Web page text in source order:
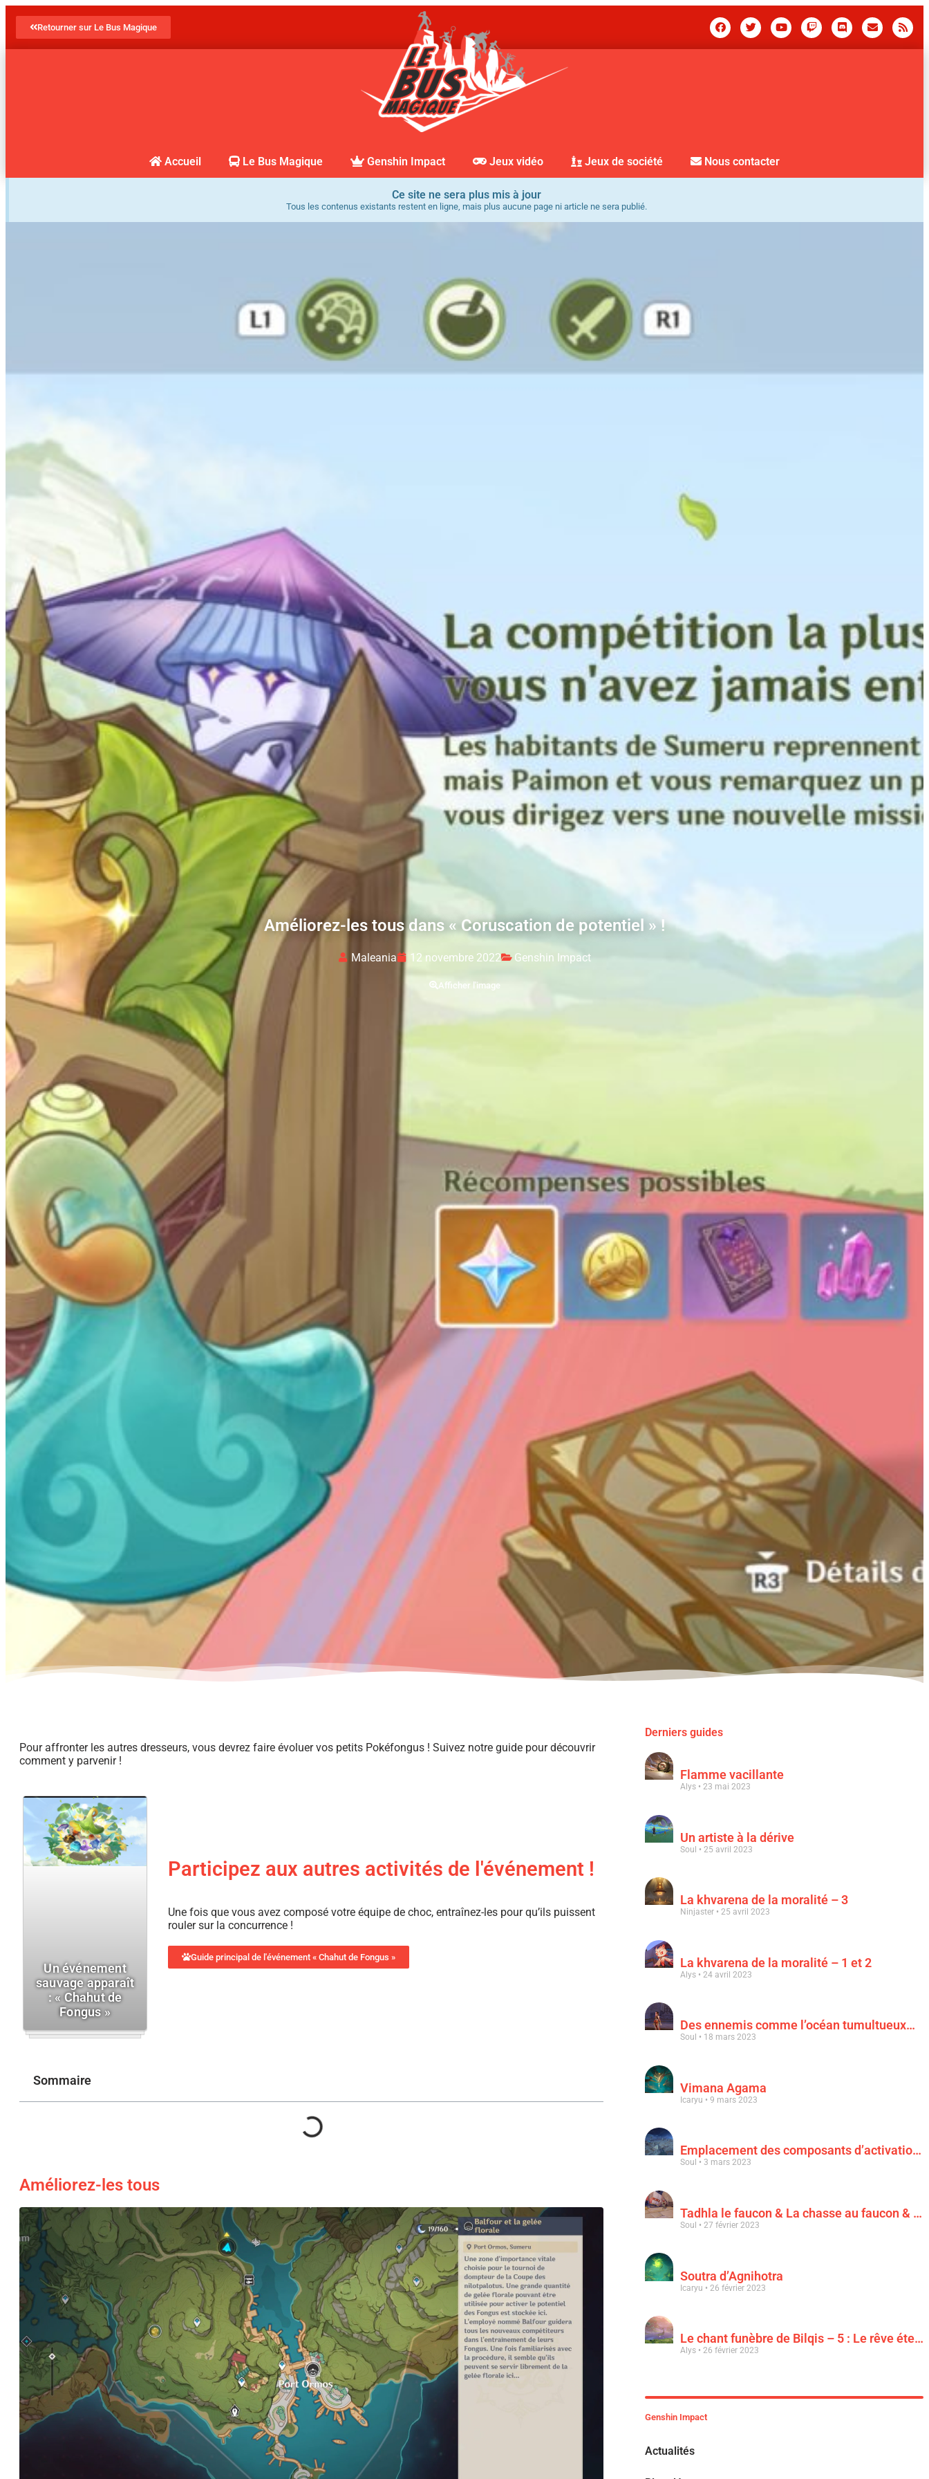
Retourner sur Le Bus Magique
Accueil Le Bus Magique Genshin Impact Jeux vidéo Jeux de société Nous contacter
Ce site ne sera plus mis à jour
Tous les contenus existants restent en ligne, mais plus aucune page ni article ne sera publié.
Améliorez-les tous dans « Coruscation de potentiel » !
Maleania 12 novembre 2022 Genshin Impact
Afficher l'image
Pour affronter les autres dresseurs, vous devrez faire évoluer vos petits Pokéfongus ! Suivez notre guide pour découvrir
comment y parvenir !
Un événement
sauvage apparaît
: « Chahut de
Fongus »
Participez aux autres activités de l'événement !
Une fois que vous avez composé votre équipe de choc, entraînez-les pour qu’ils puissent
rouler sur la concurrence !
Guide principal de l'événement « Chahut de Fongus »
Sommaire
Améliorez-les tous
Derniers guides
Flamme vacillante
Alys 23 mai 2023
Un artiste à la dérive
Soul 25 avril 2023
La khvarena de la moralité – 3
Ninjaster 25 avril 2023
La khvarena de la moralité – 1 et 2
Alys 24 avril 2023
Des ennemis comme l’océan tumultueux…
Soul 18 mars 2023
Vimana Agama
Icaryu 9 mars 2023
Emplacement des composants d’activation & « Au clair de la lune rouge sang »
Soul 3 mars 2023
Tadhla le faucon & La chasse au faucon & Le faucon déchu
Soul 27 février 2023
Soutra d’Agnihotra
Icaryu 26 février 2023
Le chant funèbre de Bilqis – 5 : Le rêve éternel d’une luxuriance épanouie
Alys 26 février 2023
Genshin Impact
Actualités